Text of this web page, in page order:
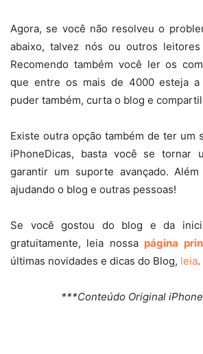
Agora, se você não resolveu o
abaixo, talvez nós ou outros
Recomendo também você ler os
que entre os mais de 4000 esteja a
puder também, curta o blog e
Existe outra opção também de ter um
iPhoneDicas, basta você se tornar
garantir um suporte avançado.
ajudando o blog e outras pessoas!
Se você gostou do blog e da
gratuitamente, leia nossa página
últimas novidades e dicas do Blog, leia.
***Conteúdo Original